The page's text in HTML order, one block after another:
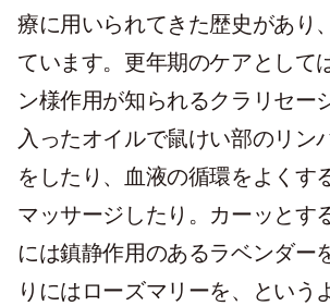
療に用いられてきた歴史があり
ています。更年期のケアとして
ン様作用が知られるクラリセー
入ったオイルで鼠けい部のリン
をしたり、血液の循環をよくす
マッサージしたり。カーッとす
には鎮静作用のあるラベンダー
りにはローズマリーを、という